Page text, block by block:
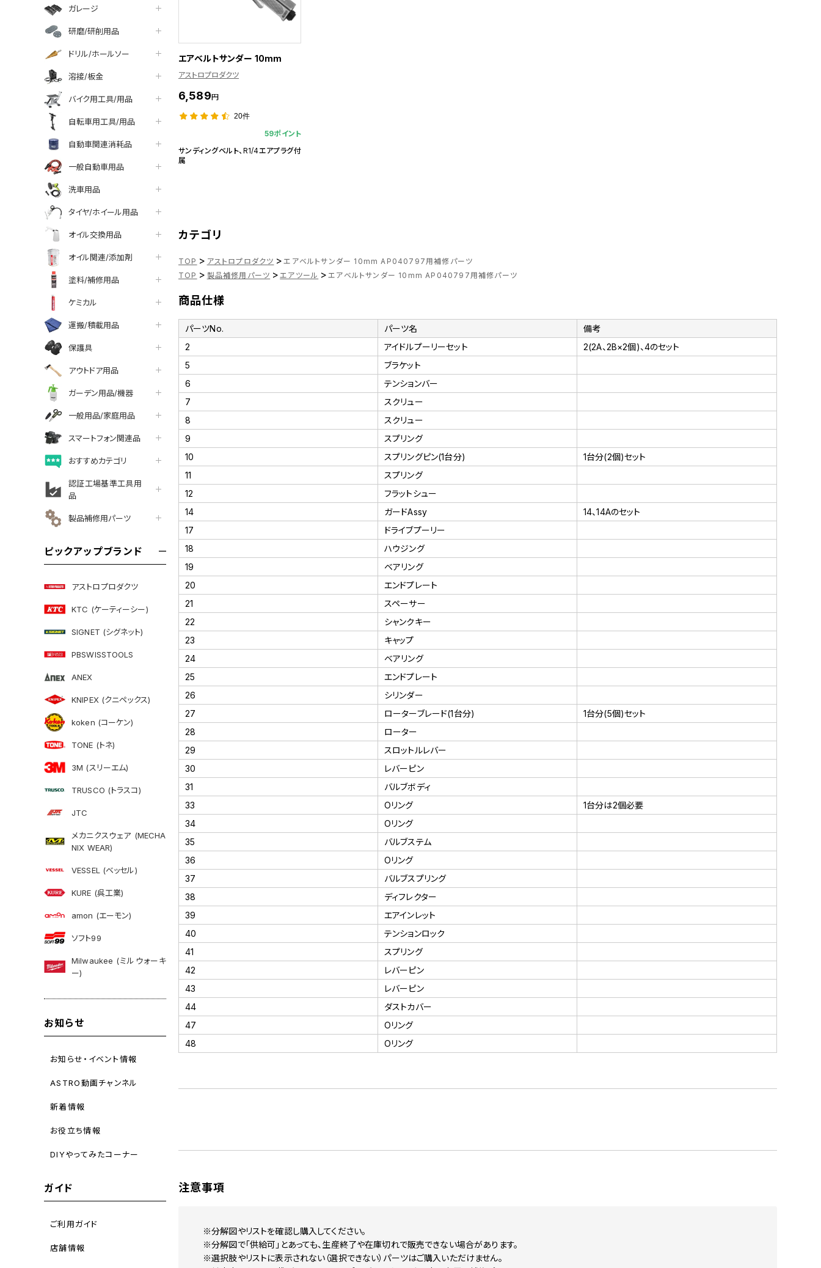
ガレージ
研磨/研削用品
ドリル/ホールソー
溶接/板金
バイク用工具/用品
自転車用工具/用品
自動車関連消耗品
一般自動車用品
洗車用品
タイヤ/ホイール用品
オイル交換用品
オイル関連/添加剤
塗料/補修用品
ケミカル
運搬/積載用品
保護具
アウトドア用品
ガーデン用品/機器
一般用品/家庭用品
スマートフォン関連品
おすすめカテゴリ
認証工場基準工具用
品
製品補修用パーツ
ピックアップブランド
アストロプロダクツ
KTC (ケーティーシー)
SIGNET (シグネット)
PBSWISSTOOLS
ANEX
KNIPEX (クニペックス)
koken (コーケン)
TONE (トネ)
3M (スリーエム)
TRUSCO (トラスコ)
JTC
メカニクスウェア (MECHA
NIX WEAR)
VESSEL (ベッセル)
KURE (呉工業)
amon (エーモン)
ソフト99
Milwaukee (ミルウォーキ
ー)
お知らせ
お知らせ・イベント情報
ASTRO動画チャンネル
新着情報
お役立ち情報
DIYやってみたコーナー
ガイド
ご利用ガイド
店舗情報
エアベルトサンダー 10mm
アストロプロダクツ
6,589円
20件
59ポイント
サンディングベルト、R1/4エアプラグ付
属
カテゴリ
TOP > アストロプロダクツ > エアベルトサンダー 10mm AP040797用補修パーツ
TOP > 製品補修用パーツ > エアツール > エアベルトサンダー 10mm AP040797用補修パーツ
商品仕様
パーツNo. パーツ名
備考
2
アイドルプーリーセット
2(2A、2B×2個)、4のセット
5
ブラケット
6
テンションバー
7
スクリュー
8
スクリュー
9
スプリング
10
スプリングピン(1台分)
1台分(2個)セット
11
スプリング
12
フラットシュー
14
ガードAssy
14、14Aのセット
17
ドライブプーリー
18
ハウジング
19
ベアリング
20
エンドプレート
21
スペーサー
22
シャンクキー
23
キャップ
24
ベアリング
25
エンドプレート
26
シリンダー
27
ローターブレード(1台分)
1台分(5個)セット
28
ローター
29
スロットルレバー
30
レバーピン
31
バルブボディ
33
Oリング
1台分は2個必要
34
Oリング
35
バルブステム
36
Oリング
37
バルブスプリング
38
ディフレクター
39
エアインレット
40
テンションロック
41
スプリング
42
レバーピン
43
レバーピン
44
ダストカバー
47
Oリング
48
Oリング
注意事項
※分解図やリストを確認し購入してください。
※分解図で「供給可」とあっても、生産終了や在庫切れで販売できない場合があります。
※選択肢やリストに表示されない（選択できない）パーツはご購入いただけません。